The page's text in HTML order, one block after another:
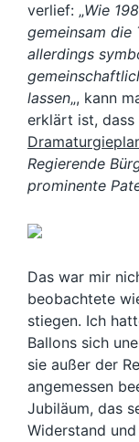
verlief: „Wie
gemeinsam die
allerdings
lassen„, kann
erklärt ist, dass
Regierende
prominente
Das war mir
beobachtete
stiegen. Ich
Ballons sich
sie außer der
angemessen
Jubiläum, das
Widerstand